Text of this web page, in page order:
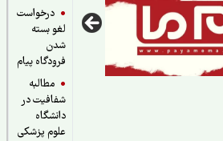
درخواست
لغو بسته
فرودگاه پیام
مطالبه
شفافیت در
دانشگاه
علوم پزشکی